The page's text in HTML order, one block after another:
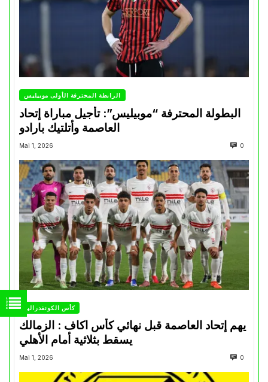
الرابطة المحترفة الأولى موبيليس
البطولة المحترفة “موبيليس”: تأجيل مباراة إتحاد
العاصمة وأتلتيك بارادو
Mai 1, 2026 0
كأس الكونفدرالية
يهم إتحاد العاصمة قبل نهائي كأس اكاف : الزمالك
Mai 1, 2026 0